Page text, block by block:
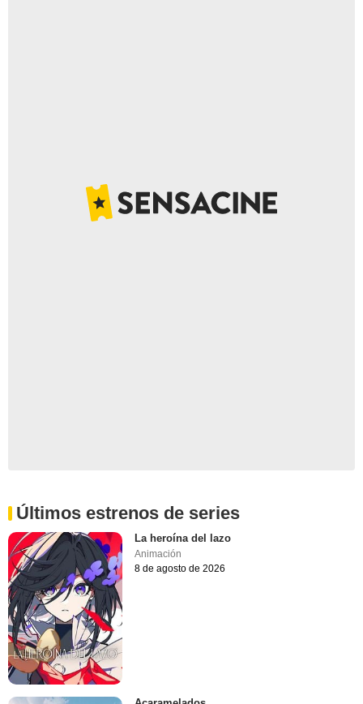
Últimos estrenos de series
La heroína del lazo
Animación
8 de agosto de 2026